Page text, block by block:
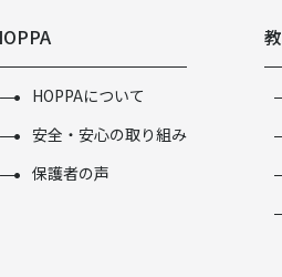
HOPPAについて
安全・安心の取り組み
保護者の声